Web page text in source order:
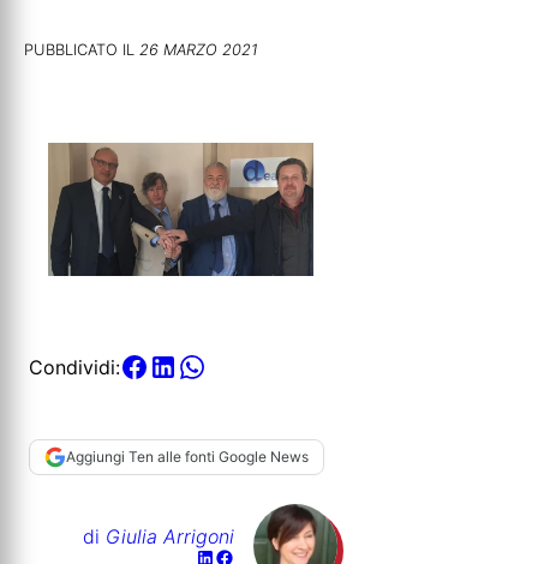
PUBBLICATO IL 26 MARZO 2021
Condividi:
Aggiungi Ten alle fonti Google News
di Giulia Arrigoni